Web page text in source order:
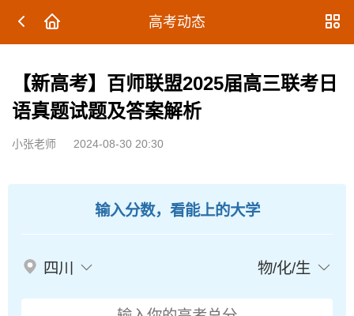
高考动态
【新高考】百师联盟2025届高三联考日
语真题试题及答案解析
小张老师 2024-08-30 20:30
输入分数，看能上的大学
四川 物/化/生